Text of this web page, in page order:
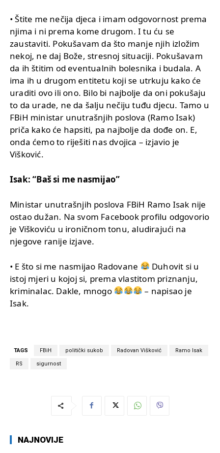
• Štite me nečija djeca i imam odgovornost prema
njima i ni prema kome drugom. I tu ću se
zaustaviti. Pokušavam da što manje njih izložim
nekoj, ne daj Bože, stresnoj situaciji. Pokušavam
da ih štitim od eventualnih bolesnika i budala. A
ima ih u drugom entitetu koji se utrkuju kako će
uraditi ovo ili ono. Bilo bi najbolje da oni pokušaju
to da urade, ne da šalju nečiju tuđu djecu. Tamo u
FBiH ministar unutrašnjih poslova (Ramo Isak)
priča kako će hapsiti, pa najbolje da dođe on. E,
onda ćemo to riješiti nas dvojica – izjavio je
Višković.
Isak: “Baš si me nasmijao”
Ministar unutrašnjih poslova FBiH Ramo Isak nije
ostao dužan. Na svom Facebook profilu odgovorio
je Viškoviću u ironičnom tonu, aludirajući na
njegove ranije izjave.
• E što si me nasmijao Radovane
Duhovit si u
istoj mjeri u kojoj si, prema vlastitom priznanju,
kriminalac. Dakle, mnogo
– napisao je
Isak.
TAGS FBiH politički sukob Radovan Višković Ramo Isak
RS sigurnost
NAJNOVIJE